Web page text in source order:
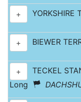
+ YORKSHIRE
+ BIEWER
+
TECKEL
Long